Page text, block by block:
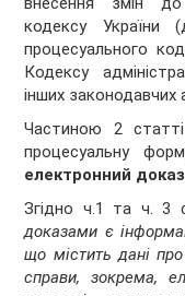
кодексу України
процесуального
Кодексу
інших законодавчих
Частиною 2
процесуальну
електронний
Згідно ч.1 та ч. 3
доказами є
що містить дані
справи, зокрема,